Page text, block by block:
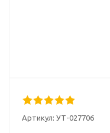
Артикул: УТ-027706